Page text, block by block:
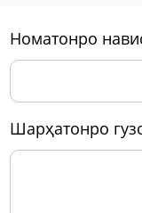
номатонро
шарҳатонро